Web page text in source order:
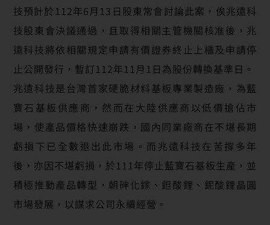
技預計於112年6月13日股東常會討論此案，俟兆遠科
技股東會決議通過，且取得相關主管機關核准後，兆
遠科技將依相關規定申請有價證券終止上櫃及申請停
止公開發行，暫訂112年11月1日為股份轉換基準日。
兆遠科技是台灣首家硬脆材料基板專業製造廠，為藍
寶石基板供應商，然而在大陸供應商以低價搶佔市
場，使產品價格快速崩跌，國內同業廠商在不堪長期
虧損下已全數退出此市場。而兆遠科技在苦撐多年
後，亦因不堪虧損，於111年停止藍寶石基板生產，並
積極推動產品轉型，朝砷化鎵、鉭酸鋰、鈮酸鋰晶圓
市場發展，以謀求公司永續經營。